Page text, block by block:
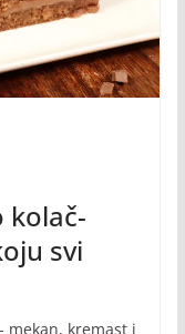
kolač-
svi
mekan, kremast i